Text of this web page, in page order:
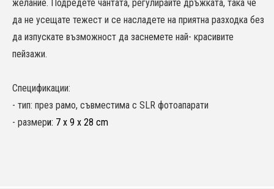
желание. Подредете чантата, регулирайте дръжката, така че
да не усещате тежест и се насладете на приятна разходка без
да изпускате възможност да заснемете най- красивите
пейзажи.
Спецификации:
- тип: през рамо, съвместима с SLR фотоапарати
- размери: 7 x 9 x 28 cm